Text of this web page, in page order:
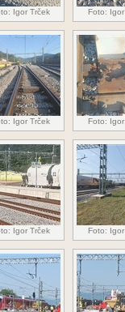
Igor Trček Foto:
Igor Trček Foto:
Igor Trček Foto: